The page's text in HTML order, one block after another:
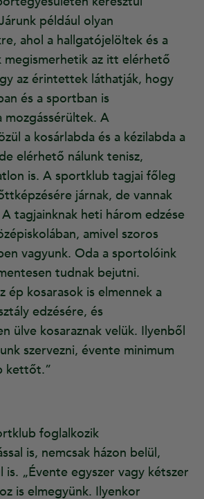
például olyan
ahol a hallgatójelöltek és a
megismerhetik az itt elérhető
az érintettek láthatják, hogy
és a sportban is
mozgássérültek. A
a kosárlabda és a kézilabda a
elérhető nálunk tenisz,
is. A sportklub tagjai főleg
járnak, de vannak
tagjainknak heti három edzése
amivel szoros
vagyunk. Oda a sportolóink
tudnak bejutni.
ép kosarasok is elmennek a
edzésére, és
ülve kosaraznak velük. Ilyenből
szervezni, évente minimum
kettőt.”
foglalkozik
is, nemcsak házon belül,
is. „Évente egyszer vagy kétszer
is elmegyünk. Ilyenkor